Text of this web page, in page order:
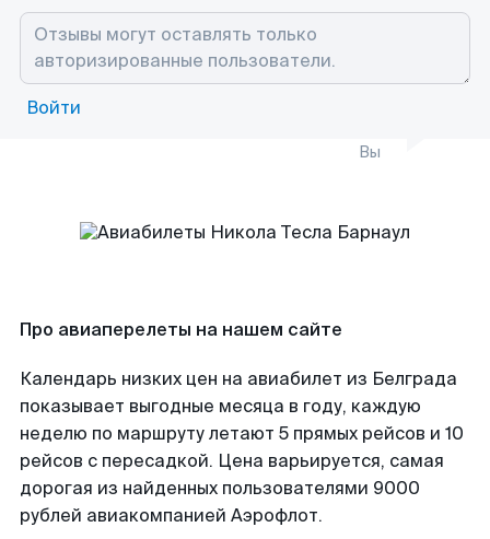
Войти
Вы
Про авиаперелеты на нашем сайте
Календарь низких цен на авиабилет из Белграда
показывает выгодные месяца в году, каждую
неделю по маршруту летают 5 прямых рейсов и 10
рейсов с пересадкой. Цена варьируется, самая
дорогая из найденных пользователями 9000
рублей авиакомпанией Аэрофлот.